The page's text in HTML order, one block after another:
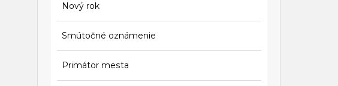
Nový rok
Smútočné oznámenie
Primátor mesta